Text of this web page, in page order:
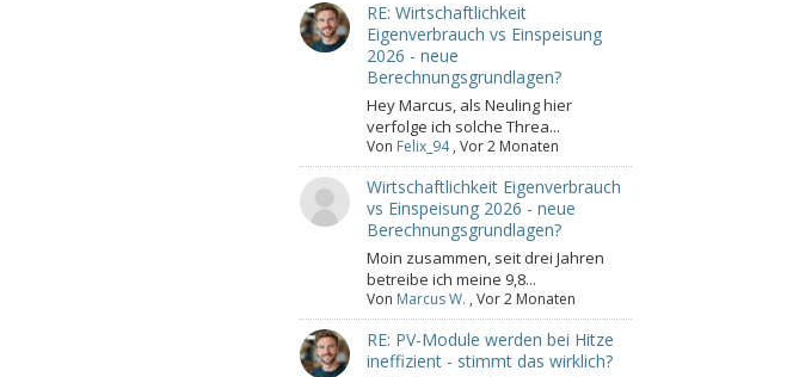
RE: Wirtschaftlichkeit
Eigenverbrauch vs Einspeisung
2026 - neue
Berechnungsgrundlagen?
Hey Marcus, als Neuling hier
verfolge ich solche Threa...
Von Felix_94, Vor 2 Monaten
Wirtschaftlichkeit Eigenverbrauch
vs Einspeisung 2026 - neue
Berechnungsgrundlagen?
Moin zusammen, seit drei Jahren
betreibe ich meine 9,8...
Von Marcus W. , Vor 2 Monaten
RE: PV-Module werden bei Hitze
ineffizient - stimmt das wirklich?